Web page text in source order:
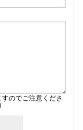
のでご注意くださ